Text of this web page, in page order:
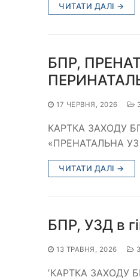
ЧИТАТИ ДАЛІ →
БПР,
17 ЧЕРВНЯ, 2026
КАРТКА ЗАХОДУ
«ПРЕНАТАЛЬНА
ЧИТАТИ ДАЛІ →
БПР, УЗД в
13 ТРАВНЯ, 2026
ʼКАРТКА ЗАХОДУ